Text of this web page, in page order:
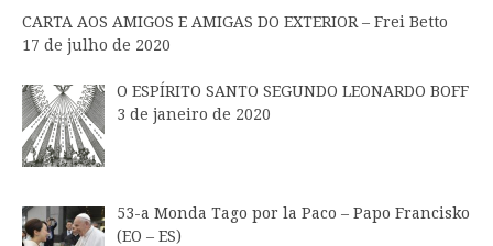
CARTA AOS AMIGOS E AMIGAS DO EXTERIOR – Frei Betto
17 de julho de 2020
O ESPÍRITO SANTO SEGUNDO LEONARDO BOFF
3 de janeiro de 2020
53-a Monda Tago por la Paco – Papo Francisko
(EO – ES)